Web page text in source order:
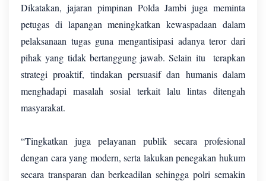
Dikatakan, jajaran pimpinan Polda Jambi juga meminta
petugas di lapangan meningkatkan kewaspadaan dalam
pelaksanaan tugas guna mengantisipasi adanya teror dari
pihak yang tidak bertanggung jawab. Selain itu terapkan
strategi proaktif, tindakan persuasif dan humanis dalam
menghadapi masalah sosial terkait lalu lintas ditengah
masyarakat.
“Tingkatkan juga pelayanan publik secara profesional
dengan cara yang modern, serta lakukan penegakan hukum
secara transparan dan berkeadilan sehingga polri semakin